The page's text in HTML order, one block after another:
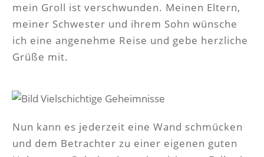
mein Groll ist verschwunden. Meinen Eltern,
meiner Schwester und ihrem Sohn wünsche
ich eine angenehme Reise und gebe herzliche
Grüße mit.
Nun kann es jederzeit eine Wand schmücken
und dem Betrachter zu einer eigenen guten